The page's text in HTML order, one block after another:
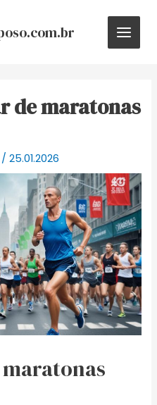
MAIN
de maratonas
/25.01.2026